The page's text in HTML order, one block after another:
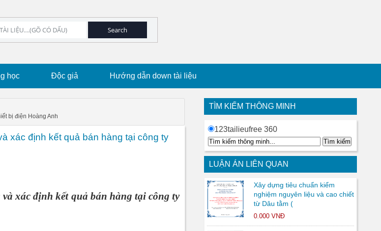
học Độc giả Hướng dẫn down tài liệu
bị điện Hoàng Anh
xác định kết quả bán hàng tại công ty
xác định kết quả bán hàng tại công ty
TÌM KIẾM THÔNG MINH
123tailieufree 360
LUẬN ÁN LIÊN QUAN
Xây dựng tiêu chuẩn kiểm
nghiệm nguyên liệu và cao chiết
từ Dâu tằm (
0.000 VNĐ